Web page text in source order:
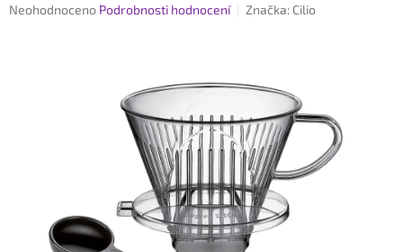
Průměrné
Neohodnoceno Podrobnosti hodnocení Značka: Cilio